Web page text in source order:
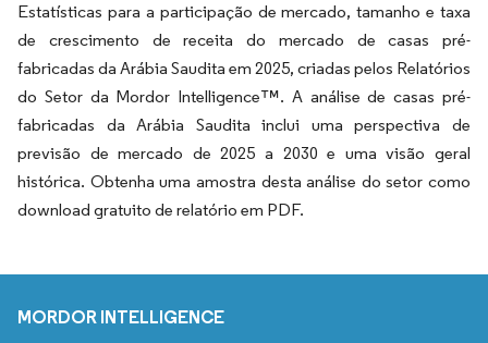
Estatísticas para a participação de mercado, tamanho e taxa
de crescimento de receita do mercado de casas pré-
fabricadas da Arábia Saudita em 2025, criadas pelos Relatórios
do Setor da Mordor Intelligence™. A análise de casas pré-
fabricadas da Arábia Saudita inclui uma perspectiva de
previsão de mercado de 2025 a 2030 e uma visão geral
histórica. Obtenha uma amostra desta análise do setor como
download gratuito de relatório em PDF.
MORDOR INTELLIGENCE